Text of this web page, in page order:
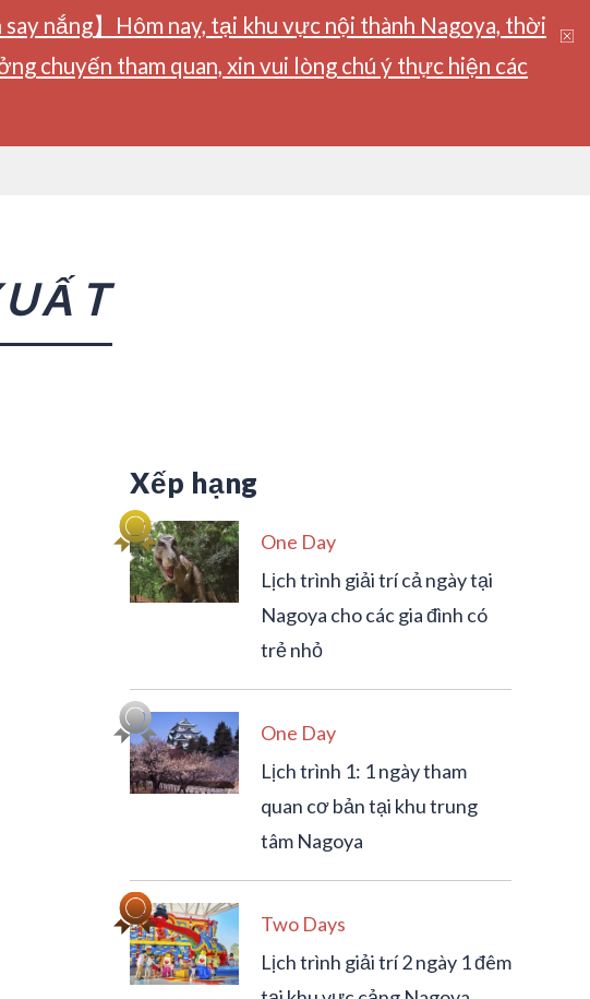
nắng】Hôm nay, tại khu vực nội thành Nagoya, thời
chuyến tham quan, xin vui lòng chú ý thực hiện các
Xếp hạng
One Day
Lịch trình giải trí cả ngày tại
Nagoya cho các gia đình có
trẻ nhỏ
One Day
Lịch trình 1: 1 ngày tham
quan cơ bản tại khu trung
tâm Nagoya
Two Days
Lịch trình giải trí 2 ngày 1 đêm